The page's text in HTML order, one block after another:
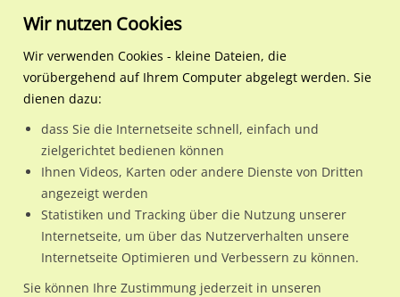
Regionale Plakatwerbung Bayern
Augsburg
Haunstetter Str. 206 /
86179 / Augsburg
Nutze günstige Werbemöglichkeiten am Standort
Haunstetter Str. 206 / Nh. Eichenstr. in Augsburg.
Wir erheben für jede unserer Werbeflächen individuelle und
Wir nutzen Cookies
Wir verwenden Cookies - kleine Dateien, die
vorübergehend auf Ihrem Computer abgelegt werden. Sie
dienen dazu:
dass Sie die Internetseite schnell, einfach und
zielgerichtet bedienen können
Ihnen Videos, Karten oder andere Dienste von Dritten
angezeigt werden
Statistiken und Tracking über die Nutzung unserer
Internetseite, um über das Nutzerverhalten unsere
Internetseite Optimieren und Verbessern zu können.
Sie können Ihre Zustimmung jederzeit in unseren